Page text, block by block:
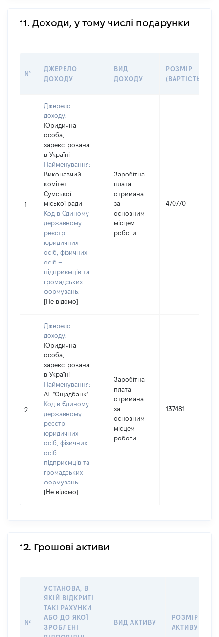
11. Доходи, у тому числі подарунки
№
ДЖЕРЕЛО
ДОХОДУ
ВИД
ДОХОДУ
РОЗМІР
(ВАРТІСТЬ)
1
Джерело
доходу:
Юридична
особа,
зареєстрована
в Україні
Найменування:
Виконавчий
комітет
Сумської
міської ради
Код в Єдиному
державному
реєстрі
юридичних
осіб, фізичних
осіб –
підприємців та
громадських
формувань:
[Не відомо]
Заробітна
плата
отримана
за
основним
місцем
роботи
470770
2
Джерело
доходу:
Юридична
особа,
зареєстрована
в Україні
Найменування:
АТ "Ощадбанк"
Код в Єдиному
державному
реєстрі
юридичних
осіб, фізичних
осіб –
підприємців та
громадських
формувань:
[Не відомо]
Заробітна
плата
отримана
за
основним
місцем
роботи
137481
12. Грошові активи
№
УСТАНОВА, В
ЯКІЙ ВІДКРИТІ
ТАКІ РАХУНКИ
АБО ДО ЯКОЇ
ЗРОБЛЕНІ
ВИД АКТИВУ
РОЗМІР
АКТИВУ